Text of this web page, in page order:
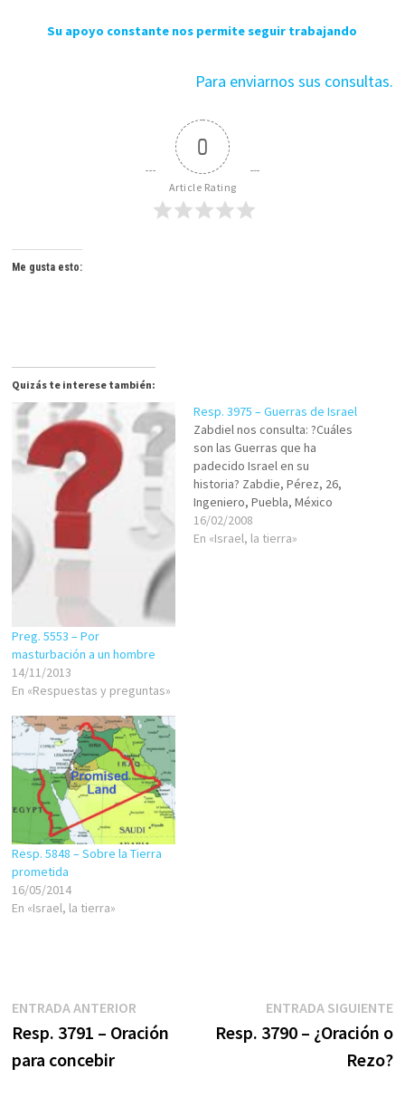
Su apoyo constante nos permite seguir trabajando
Para enviarnos sus consultas.
0
Article Rating
Me gusta esto:
Quizás te interese también:
Preg. 5553 – Por
masturbación a un hombre
14/11/2013
En «Respuestas y preguntas»
Resp. 3975 – Guerras de Israel
Zabdiel nos consulta: ?Cuáles
son las Guerras que ha
padecido Israel en su
historia? Zabdie, Pérez, 26,
Ingeniero, Puebla, México
Shalom, ¿Que Israel? ¿El
moderno Estado, el pueblo
16/02/2008
En «Israel, la tierra»
Resp. 5848 – Sobre la Tierra
prometida
16/05/2014
En «Israel, la tierra»
Navegación
de
entradas
ENTRADA ANTERIOREntrada
anterior:
Resp. 3791 – Oración
para concebir
ENTRADA SIGUIENTE
Resp. 3790 – ¿Oración o
Rezo?